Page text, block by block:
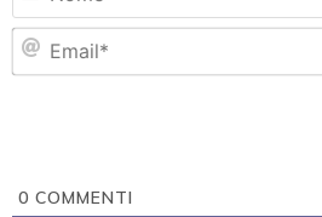
0 COMMENTI